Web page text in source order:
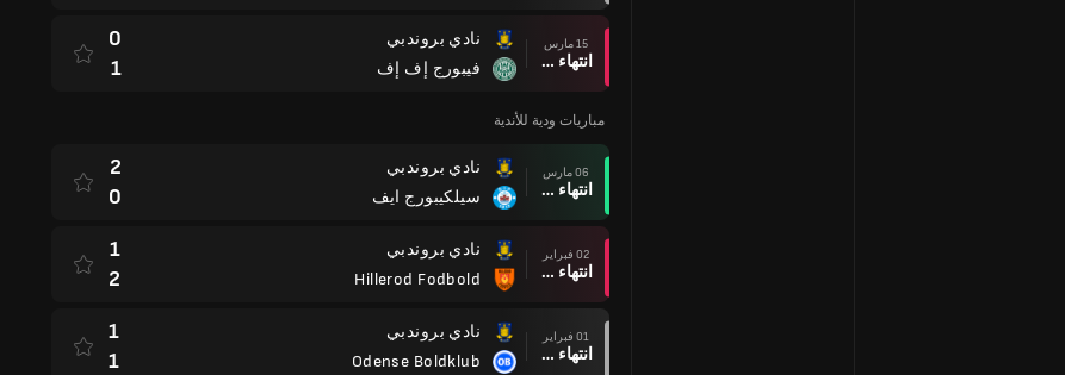
15 مارس
انتهاء وقت المباراة
نادي بروندبي
فيبورج إف إف
0
1
مباريات ودية للأندية
06 مارس
انتهاء وقت المباراة
نادي بروندبي
سيلكيبورج ايف
2
0
02 فبراير
انتهاء وقت المباراة
نادي بروندبي
Hillerod Fodbold
1
2
01 فبراير
انتهاء وقت المباراة
نادي بروندبي
Odense Boldklub
1
1